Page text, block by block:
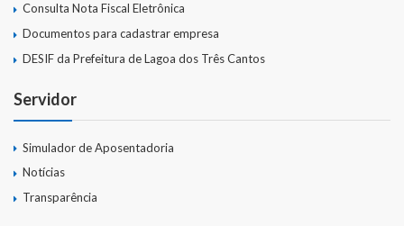
Consulta Nota Fiscal Eletrônica
Documentos para cadastrar empresa
DESIF da Prefeitura de Lagoa dos Três Cantos
Servidor
Simulador de Aposentadoria
Notícias
Transparência